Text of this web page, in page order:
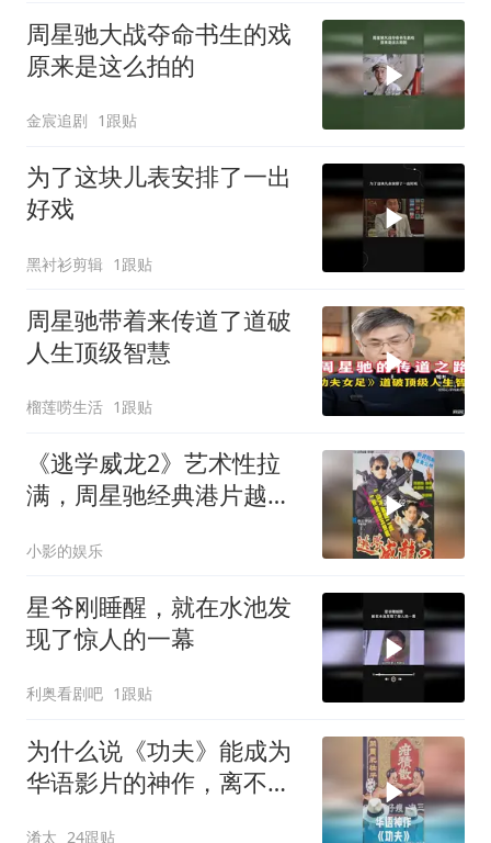
周星驰大战夺命书生的戏
原来是这么拍的
金宸追剧 1跟贴
为了这块儿表安排了一出
好戏
黑衬衫剪辑 1跟贴
周星驰带着来传道了道破
人生顶级智慧
榴莲唠生活 1跟贴
《逃学威龙2》艺术性拉
满，周星驰经典港片越品
小影的娱乐
星爷刚睡醒，就在水池发
现了惊人的一幕
利奥看剧吧 1跟贴
为什么说《功夫》能成为
华语影片的神作，离不开
淆太 24跟贴